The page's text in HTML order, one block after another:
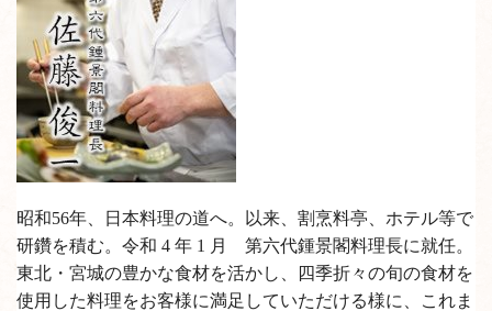
昭和56年、日本料理の道へ。以来、割烹料亭、ホテル等で
研鑽を積む。令和 4 年 1 月 第六代鍾景閣料理長に就任。
東北・宮城の豊かな食材を活かし、四季折々の旬の食材を
使用した料理をお客様に満足していただける様に、これま